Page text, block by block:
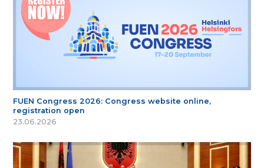
FUEN Congress 2026: Congress website online,
registration open
23.06.2026